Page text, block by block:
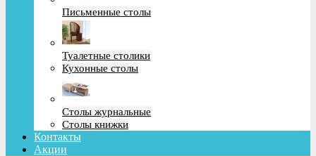
Письменные столы
Туалетные столики
Кухонные столы
Столы журнальные
Столы книжки
Контакты
Акции